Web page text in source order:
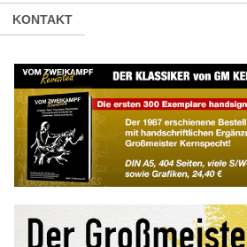
KONTAKT